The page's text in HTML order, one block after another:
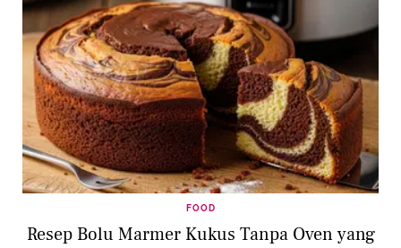
FOOD
Resep Bolu Marmer Kukus Tanpa Oven yang